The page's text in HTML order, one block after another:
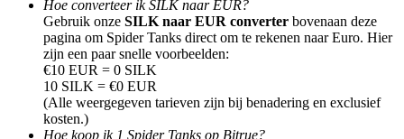
Hoe converteer ik SILK naar EUR?
Gebruik onze SILK naar EUR converter bovenaan deze
pagina om Spider Tanks direct om te rekenen naar Euro. Hier
zijn een paar snelle voorbeelden:
€10 EUR = 0 SILK
10 SILK = €0 EUR
(Alle weergegeven tarieven zijn bij benadering en exclusief
kosten.)
Hoe koop ik 1 Spider Tanks op Bitrue?